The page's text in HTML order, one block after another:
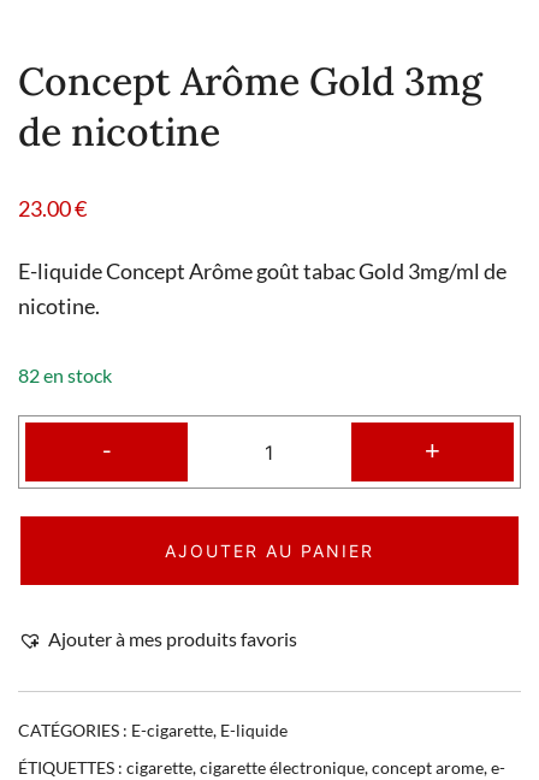
Concept Arôme Gold 3mg
de nicotine
23.00€
E-liquide Concept Arôme goût tabac Gold 3mg/ml de
nicotine.
82 en stock
- +
AJOUTER AU PANIER
Ajouter à mes produits favoris
CATÉGORIES : E-cigarette, E-liquide
ÉTIQUETTES : cigarette,cigarette électronique,concept arome,e-